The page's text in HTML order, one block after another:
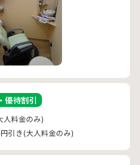
優待割引
人料金のみ)
引き(大人料金のみ)